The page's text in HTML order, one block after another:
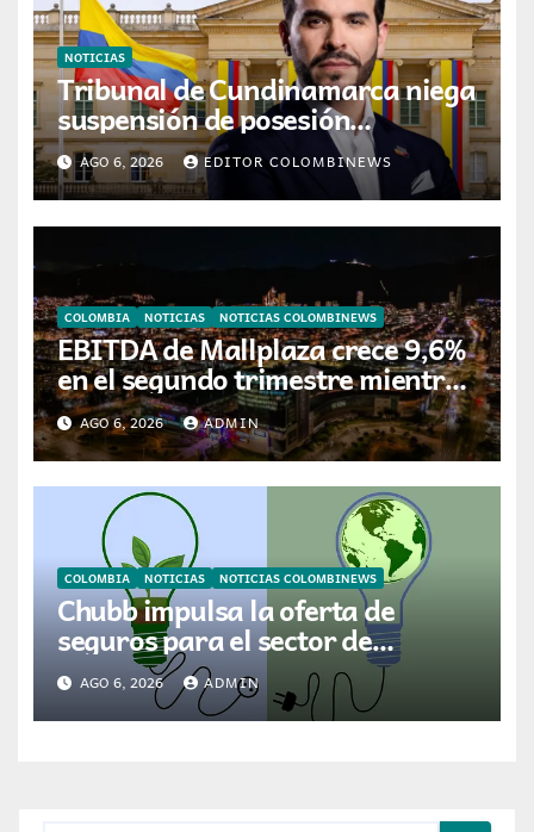
NOTICIAS
Tribunal de Cundinamarca niega
suspensión de posesión
presidencial de Abelardo de la
Espriella en Cali
AGO 6, 2026 EDITOR COLOMBINEWS
COLOMBIA NOTICIAS NOTICIAS COLOMBINEWS
EBITDA de Mallplaza crece 9,6%
en el segundo trimestre mientras
avanza en su plan de crecimiento
en Colombia
AGO 6, 2026 ADMIN
COLOMBIA NOTICIAS NOTICIAS COLOMBINEWS
Chubb impulsa la oferta de
seguros para el sector de
energías renovables en América
Latina
AGO 6, 2026 ADMIN